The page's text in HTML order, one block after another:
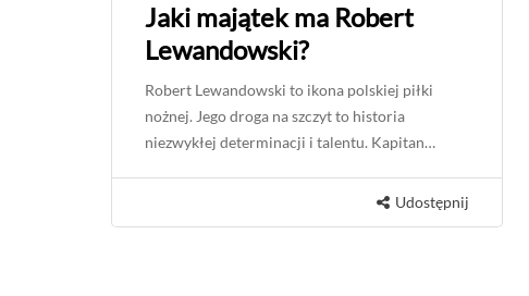
Jaki majątek ma Robert
Lewandowski?
Robert Lewandowski to ikona polskiej piłki
nożnej. Jego droga na szczyt to historia
niezwykłej determinacji i talentu. Kapitan…
Udostępnij